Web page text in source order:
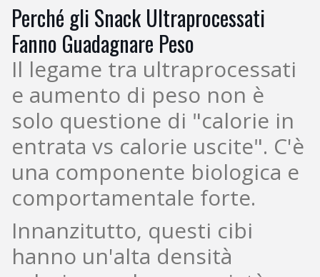
Perché gli Snack Ultraprocessati
Fanno Guadagnare Peso
Il legame tra ultraprocessati
e aumento di peso non è
solo questione di "calorie in
entrata vs calorie uscite". C'è
una componente biologica e
comportamentale forte.
Innanzitutto, questi cibi
hanno un'alta densità